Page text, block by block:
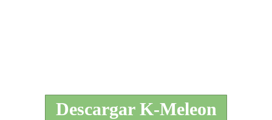
Descargar K-Meleon